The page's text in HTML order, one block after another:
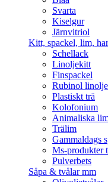
Svarta
Kiselgur
Järnvitriol
Kitt, spackel, lim,
Schellack
Linoljekitt
Finspackel
Rubinol
Plastiskt trä
Kolofonium
Animaliska
Trälim
Gammaldags
Ms-produkter
Pulverbets
Såpa & tvålar mm